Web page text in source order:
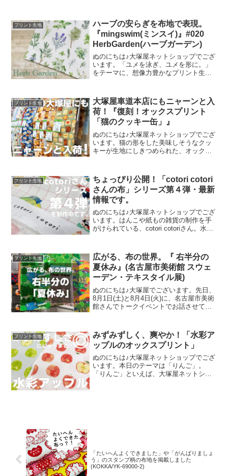
プリント生地
ハーブの安らぎを布地で表現。
『mingswim(ミンスイ)』#020
HerbGarden(ハーブガーデン)
ぬのにちは♪大塚屋ネットショップでござ
います。「ユメを泳ぎ、ユメを形に。」
をテーマに、想像力豊かなプリント生地
集ページよりご覧いただけます。＼
mingswi
プリント生地
大塚屋車道本店にもニャーンと入
荷！『復刻！オックスプリント
「猫のクッキー缶」』
ぬのにちは♪大塚屋ネットショップでござ
います。猫の形をした美味しそうなクッ
キーが生地にしきつめられた、オックス
した。ご予約をくださっていましたお客
様への発送が完了し、現
プリント生地
ちょっぴり公開！「cotori cotori
さんの布」シリーズ第４弾・最新
情報です。
ぬのにちは♪大塚屋ネットショップでござ
います。はんこや紙もの雑貨の制作を手
がけられている、cotori cotoriさん。水彩
開されています。cotori cotori
プリント生地
広がる、布の世界。『 右半分の
夏休み』(名古屋市美術館 スウェ
ーデン・テキスタイル展)
ぬのにちは♪大塚屋でございます。先日、
8月1日(土)と8月4日(火)に、名古屋市美術
館さんでトークイベントでお話させてい
客さまにご来場いただきましたことを御
礼申し上
プリント生地
みずみずしく、爽やか！「水彩ア
ップルのオックスプリント」
ぬのにちは♪大塚屋ネットショップでござ
います。本日のテーマは「りんご」。
「りんご」といえば、大塚屋ネットショ
「たいへんよくできました」や「がんばりましょ
う」のスタンプ柄の布地を掲載しました
(KOKKA/YK-69000-2)